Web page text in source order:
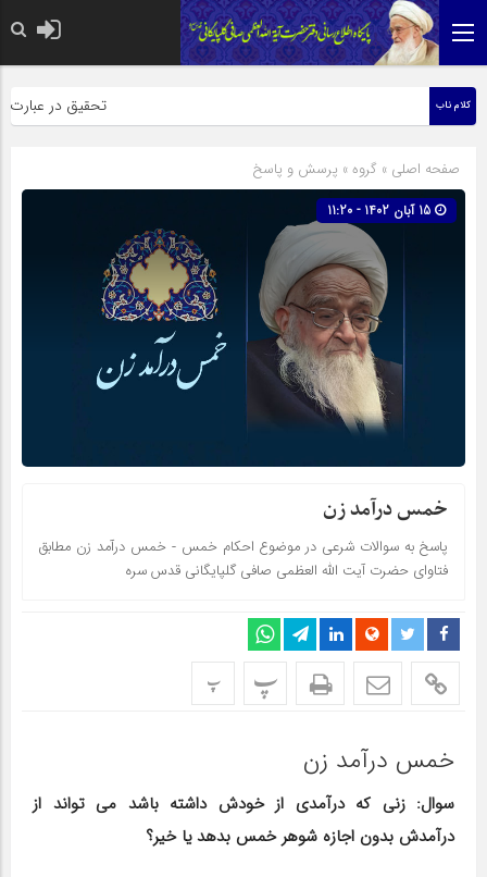
کلام ناب تحقیق در عبارت
صفحه اصلی » گروه » پرسش و پاسخ
خمس درآمد زن
پاسخ به سوالات شرعی در موضوع احکام خمس - خمس درآمد زن مطابق
فتاوای حضرت آیت الله العظمی صافی گلپایگانی قدس سره
پ پ
خمس درآمد زن
سوال: زنی که درآمدی از خودش داشته باشد می تواند از
درآمدش بدون اجازه شوهر خمس بدهد یا خیر؟